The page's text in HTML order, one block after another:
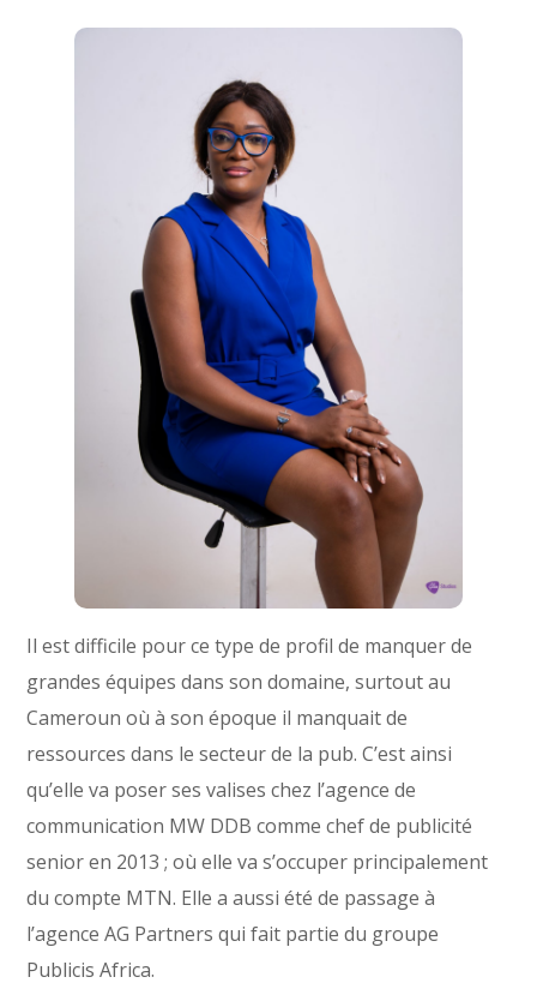
Il est difficile pour ce type de profil de manquer de
grandes équipes dans son domaine, surtout au
Cameroun où à son époque il manquait de
ressources dans le secteur de la pub. C’est ainsi
qu’elle va poser ses valises chez l’agence de
communication MW DDB comme chef de publicité
senior en 2013 ; où elle va s’occuper principalement
du compte MTN. Elle a aussi été de passage à
l’agence AG Partners qui fait partie du groupe
Publicis Africa.